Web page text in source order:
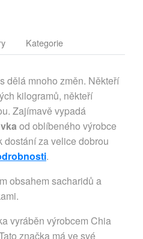
Kategorie
dělá mnoho změn. Někteří
kilogramů, někteří
Zajímavě vypadá
od oblíbeného výrobce
dostání za velice dobrou
.
obsahem sacharidů a
vyráběn výrobcem Chia
značka má ve své